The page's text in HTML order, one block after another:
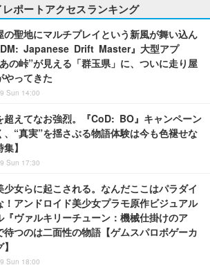
レポートアクセスランキング
の聖地にマルチプレイという新風が舞い込ん
Japanese Drift Master』大型アプ
の峠”が見える「群玉県」に、ついに走り屋
やってきた
Sun 14:00
超えてなお強烈。『CoD: BO』キャンペーン
、“真実”を揺さぶる物語体験は今も色褪せな
】
Sun 17:30
少女らに起こされる。なんだここはパラダイ
！アンドロイド美少女プラモ原作ビジュアル
『ヴァルキリーチューン：機械仕掛けのア
待つのは二面性の物語【ゲムスパロボゲーカ
Sun 18:00